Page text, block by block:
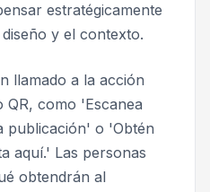
estratégicamente
y el contexto.
llamado a la acción
QR, como 'Escanea
publicación' o 'Obtén
aquí.' Las personas
obtendrán al